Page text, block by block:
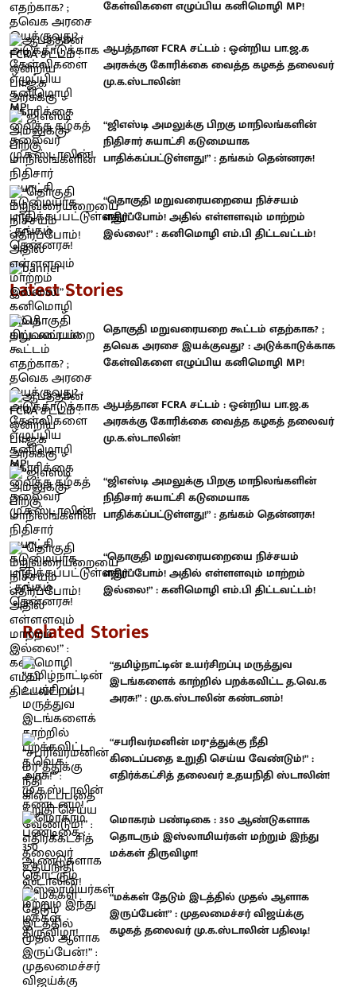
கேள்விகளை எழுப்பிய கனிமொழி MP!
ஆபத்தான FCRA சட்டம் : ஒன்றிய பா.ஜ.க
அரசுக்கு கோரிக்கை வைத்த கழகத் தலைவர்
மு.க.ஸ்டாலின்!
“ஜிஎஸ்டி அமலுக்கு பிறகு மாநிலங்களின்
நிதிசார் சுயாட்சி கடுமையாக
பாதிக்கப்பட்டுள்ளது!” : தங்கம் தென்னரசு!
“தொகுதி மறுவரையறையை நிச்சயம்
எதிர்ப்போம்! அதில் எள்ளளவும் மாற்றம்
இல்லை!” : கனிமொழி எம்.பி திட்டவட்டம்!
Latest Stories
தொகுதி மறுவரையறை கூட்டம் எதற்காக? ;
தவெக அரசை இயக்குவது? : அடுக்காடுக்காக
கேள்விகளை எழுப்பிய கனிமொழி MP!
ஆபத்தான FCRA சட்டம் : ஒன்றிய பா.ஜ.க
அரசுக்கு கோரிக்கை வைத்த கழகத் தலைவர்
மு.க.ஸ்டாலின்!
“ஜிஎஸ்டி அமலுக்கு பிறகு மாநிலங்களின்
நிதிசார் சுயாட்சி கடுமையாக
பாதிக்கப்பட்டுள்ளது!” : தங்கம் தென்னரசு!
“தொகுதி மறுவரையறையை நிச்சயம்
எதிர்ப்போம்! அதில் எள்ளளவும் மாற்றம்
இல்லை!” : கனிமொழி எம்.பி திட்டவட்டம்!
Related Stories
“தமிழ்நாட்டின் உயர்சிறப்பு மருத்துவ
இடங்களைக் காற்றில் பறக்கவிட்ட த.வெ.க
அரசு!” : மு.க.ஸ்டாலின் கண்டனம்!
“சபரிவர்மனின் மர*த்துக்கு நீதி
கிடைப்பதை உறுதி செய்ய வேண்டும்!” :
எதிர்க்கட்சித் தலைவர் உதயநிதி ஸ்டாலின்!
மொகரம் பண்டிகை : 350 ஆண்டுகளாக
தொடரும் இஸ்லாமியர்கள் மற்றும் இந்து
மக்கள் திருவிழா!
“மக்கள் தேடும் இடத்தில் முதல் ஆளாக
இருப்பேன்!” : முதலமைச்சர் விஜய்க்கு
கழகத் தலைவர் மு.க.ஸ்டாலின் பதிலடி!